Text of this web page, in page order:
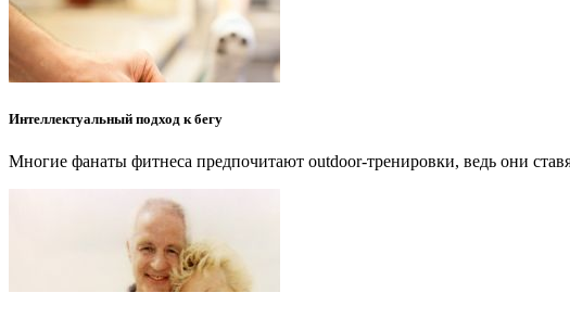
Интеллектуальный подход к бегу
Многие фанаты фитнеса предпочитают outdoor-тренировки, ведь они